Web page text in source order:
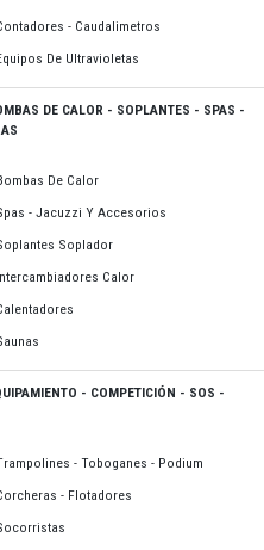
- Caudalimetros
De Ultravioletas
DE CALOR - SOPLANTES - SPAS -
De Calor
- Jacuzzi Y Accesorios
Soplador
Calor
- COMPETICIÓN - SOS -
- Toboganes - Podium
- Flotadores